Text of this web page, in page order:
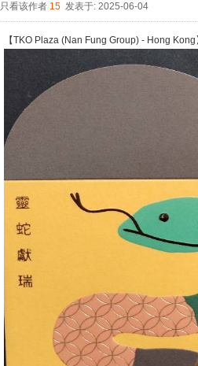
只看该作者 15 发表于: 2025-06-04
【TKO Plaza (Nan Fung Group) - Hong Kong